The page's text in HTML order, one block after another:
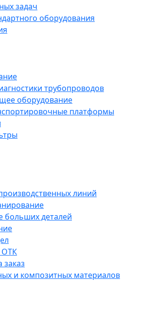
задач
оборудования
трубопроводов
оборудование
платформы
линий
больших деталей
ОТК
заказ
и композитных материалов